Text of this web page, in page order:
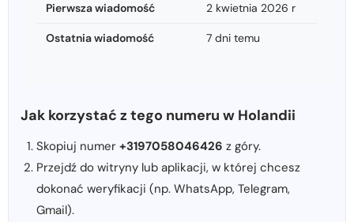
Pierwsza wiadomość 2 kwietnia 2026 r
Ostatnia wiadomość 7 dni temu
Jak korzystać z tego numeru w Holandii
Skopiuj numer +3197058046426 z góry.
Przejdź do witryny lub aplikacji, w której chcesz
dokonać weryfikacji (np. WhatsApp, Telegram,
Gmail).